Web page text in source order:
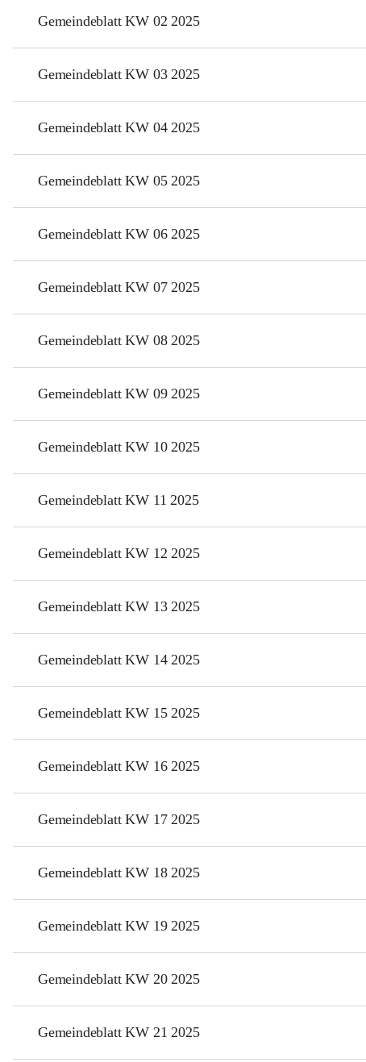
Gemeindeblatt KW 02 2025
Gemeindeblatt KW 03 2025
Gemeindeblatt KW 04 2025
Gemeindeblatt KW 05 2025
Gemeindeblatt KW 06 2025
Gemeindeblatt KW 07 2025
Gemeindeblatt KW 08 2025
Gemeindeblatt KW 09 2025
Gemeindeblatt KW 10 2025
Gemeindeblatt KW 11 2025
Gemeindeblatt KW 12 2025
Gemeindeblatt KW 13 2025
Gemeindeblatt KW 14 2025
Gemeindeblatt KW 15 2025
Gemeindeblatt KW 16 2025
Gemeindeblatt KW 17 2025
Gemeindeblatt KW 18 2025
Gemeindeblatt KW 19 2025
Gemeindeblatt KW 20 2025
Gemeindeblatt KW 21 2025